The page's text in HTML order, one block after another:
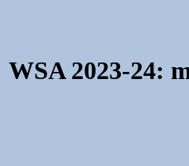
WSA 2023-24: